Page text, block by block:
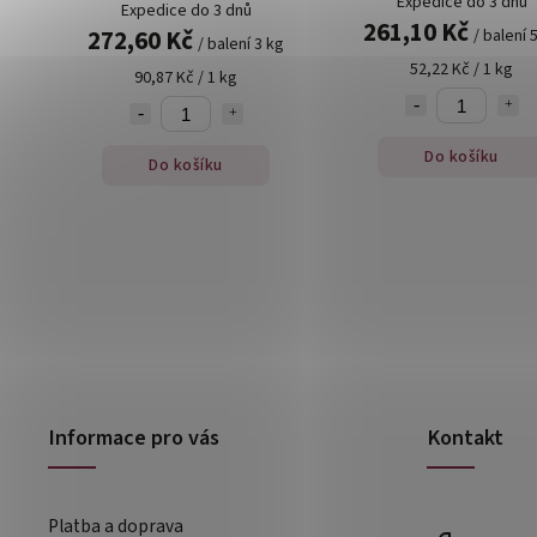
Expedice do 3 dnů
272,60 Kč / balení 3 kg
90,87 Kč / 1 kg
Do košíku
261,10 Kč / balení
52,22 Kč / 1 kg
Do košíku
Informace pro vás
Platba a doprava
Kontakt